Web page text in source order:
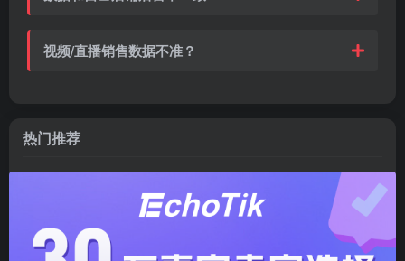
视频/直播销售数据不准？
热门推荐